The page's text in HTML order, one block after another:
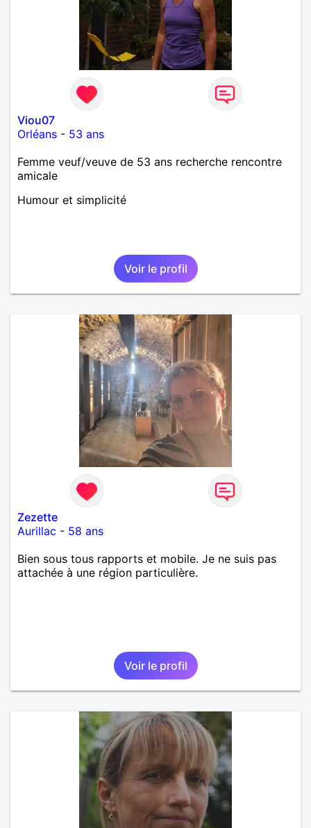
Viou07
Orléans - 53 ans
Femme veuf/veuve de 53 ans recherche rencontre
amicale
Humour et simplicité
Voir le profil
Zezette
Aurillac - 58 ans
Bien sous tous rapports et mobile. Je ne suis pas
attachée à une région particulière.
Voir le profil